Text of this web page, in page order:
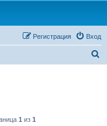
Вход
Регистрация
1 из 1